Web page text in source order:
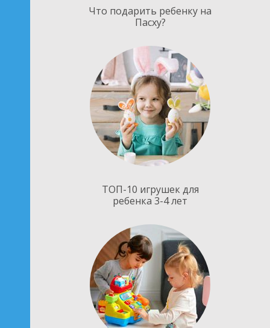
Что подарить ребенку на
Пасху?
ТОП-10 игрушек для
ребенка 3-4 лет